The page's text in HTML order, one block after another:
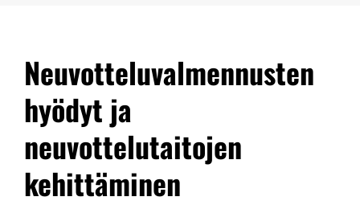
Neuvotteluvalmennusten
hyödyt ja
neuvottelutaitojen
kehittäminen